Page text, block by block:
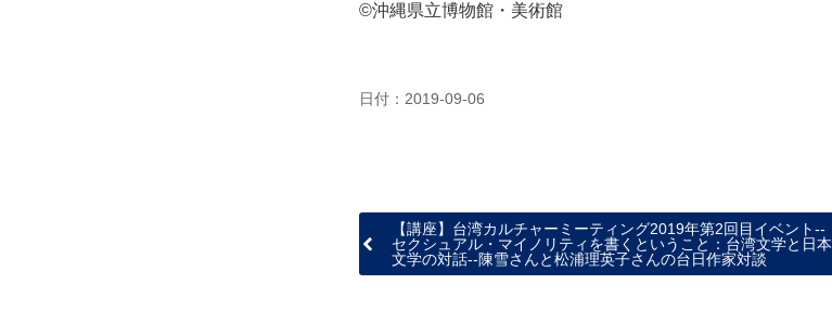
©沖縄県立博物館・美術館
日付：2019-09-06
【講座】台湾カルチャーミーティング2019年第2回目イベント--
セクシュアル・マイノリティを書くということ：台湾文学と日本
文学の対話--陳雪さんと松浦理英子さんの台日作家対談